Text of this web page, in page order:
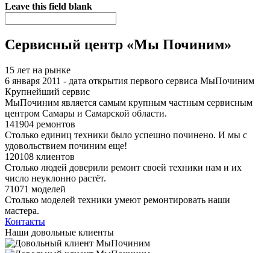
Leave this field blank
Сервисный центр «Мы Починим»
15 лет на рынке
6 января 2011 - дата открытия первого сервиса МыПочиним
Крупнейший сервис
МыПочиним является самым крупным частным сервисным
центром Самары и Самарской области.
141904 ремонтов
Столько единиц техники было успешно починено. И мы с
удовольствием починим еще!
120108 клиентов
Столько людей доверили ремонт своей техники нам и их
число неуклонно растёт.
71071 моделей
Столько моделей техники умеют ремонтировать наши
мастера.
Контакты
Наши довольные клиенты